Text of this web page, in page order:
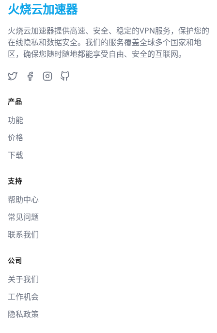
火烧云加速器
火烧云加速器提供高速、安全、稳定的VPN服务，保护您的
在线隐私和数据安全。我们的服务覆盖全球多个国家和地
区，确保您随时随地都能享受自由、安全的互联网。
TwitterFacebookInstagram
GitHub
产品
功能
价格
下载
支持
帮助中心
常见问题
联系我们
公司
关于我们
工作机会
隐私政策